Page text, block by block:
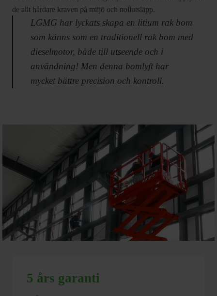
de allt hårdare kraven på miljö och nollutsläpp.
LGMG har lyckats skapa en litium rak bom
som känns som en traditionell rak bom med
dieselmotor, både till utseende och i
användning! Men denna bomlyft har
mycket bättre precision och kontroll.
5 års garanti